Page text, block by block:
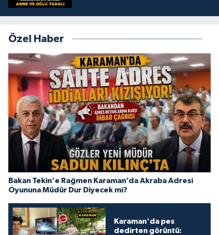
Özel Haber
Bakan Tekin'e Rağmen Karaman’da Akraba Adresi
Oyununa Müdür Dur Diyecek mi?
Karaman'da pes
dedirten görüntü: